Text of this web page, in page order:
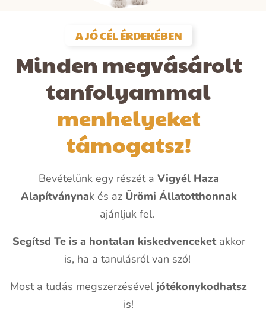
A JÓ CÉL ÉRDEKÉBEN
Minden megvásárolt
tanfolyammal
menhelyeket
támogatsz!
Bevételünk egy részét a Vigyél Haza
Alapítványnak és az Ürömi Állatotthonnak
ajánljuk fel.
Segítsd Te is a hontalan kiskedvenceketakkor
is, ha a tanulásról van szó!
Most a tudás megszerzésével jótékonykodhatsz
is!